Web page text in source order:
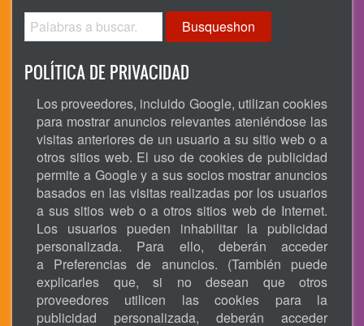
Busqueshon
POLÍTICA DE PRIVACIDAD
Los proveedores, incluido Google, utilizan cookies
para mostrar anuncios relevantes ateniéndose las
visitas anteriores de un usuario a su sitio web o a
otros sitios web. El uso de cookies de publicidad
permite a Google y a sus socios mostrar anuncios
basados en las visitas realizadas por los usuarios
a sus sitios web o a otros sitios web de Internet.
Los usuarios pueden inhabilitar la publicidad
personalizada. Para ello, deberán acceder
a Preferencias de anuncios. (También puede
explicarles que, si no desean que otros
proveedores utilicen las cookies para la
publicidad personalizada, deberán acceder